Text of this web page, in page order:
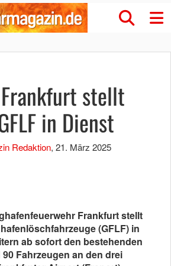
stellt
in Dienst
Redaktion, 21. März 2025
Frankfurt stellt
(GFLF) in
ab sofort den bestehenden
Fahrzeugen an den drei